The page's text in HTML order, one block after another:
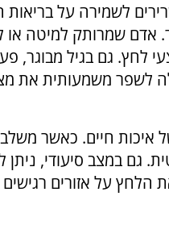
לשמירה על בריאות
אדם שמרותק למיטה
לחץ. גם בגיל מבוגר,
לשפר משמעותית את
איכות חיים. כאשר
גם במצב סיעודי,
הלחץ על אזורים רגישים